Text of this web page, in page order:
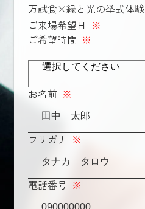
万試食×緑と光の挙式体験
ご来場希望日 ※
ご希望時間 ※
お名前 ※
フリガナ ※
電話番号 ※